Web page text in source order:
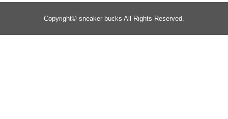
Copyright© sneaker bucks All Rights Reserved.